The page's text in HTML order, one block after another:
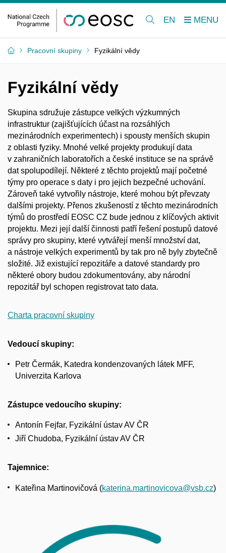
EN
Pracovní skupiny Fyzikální vědy
Fyzikální vědy
Skupina sdružuje zástupce velkých výzkumných
infrastruktur (zajišťujících účast na rozsáhlých
mezinárodních experimentech) i spousty menších skupin
z oblasti fyziky. Mnohé velké projekty produkují data
v zahraničních laboratořích a české instituce se na správě
dat spolupodílejí. Některé z těchto projektů mají početné
týmy pro operace s daty i pro jejich bezpečné uchování.
Zároveň také vytvořily nástroje, které mohou být převzaty
dalšími projekty. Přenos zkušeností z těchto mezinárodních
týmů do prostředí EOSC CZ bude jednou z klíčových aktivit
projektu. Mezi její další činnosti patří řešení postupů datové
správy pro skupiny, které vytvářejí menší množství dat,
a nástroje velkých experimentů by tak pro ně byly zbytečně
složité. Již existující repozitáře a datové standardy pro
některé obory budou zdokumentovány, aby národní
repozitář byl schopen registrovat tato data.
Charta pracovní skupiny
Vedoucí skupiny:
Petr Čermák, Katedra kondenzovaných látek MFF,
Univerzita Karlova
Zástupce vedoucího skupiny:
Antonín Fejfar, Fyzikální ústav AV ČR
Jiří Chudoba, Fyzikální ústav AV ČR
Tajemnice:
Kateřina Martinovičová (katerina.martinovicova@vsb.cz)